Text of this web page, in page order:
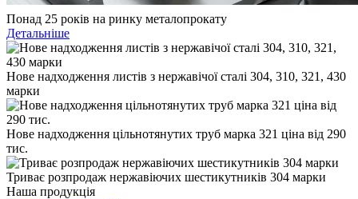
Понад 25 років на ринку металопрокату
Детальніше
Нове надходження листів з нержавічої сталі 304, 310, 321, 430
марки
Нове надходження цільнотянутих труб марка 321 ціна від 290
тис.
Триває розпродаж нержавіючих шестикутників 304 марки
Наша продукція